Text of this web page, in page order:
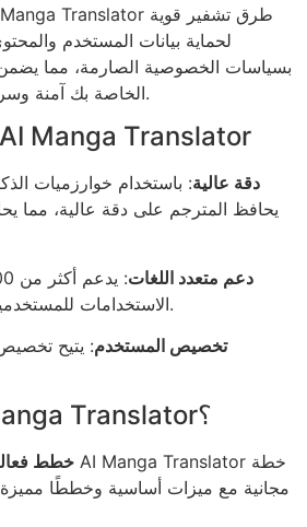
لحماية بيانات المستخدم
بسياسات الخصوصية الصارمة، مما
الخاصة بك آمنة وسرية طوال عملية الترجمة.
ميزات شاملة لـ AI Manga Translator
دقة عالية: باستخدام خوارزميات
يحافظ المترجم على دقة عالية، مما
دعم متعدد اللغات
الاستخدامات للمستخدمين في جميع أنحاء العالم.
تخصيص المستخدم: يتيح تخصيص
لماذا تختار AI Manga Translator؟
خطط
مجانية مع ميزات أساسية وخططًا